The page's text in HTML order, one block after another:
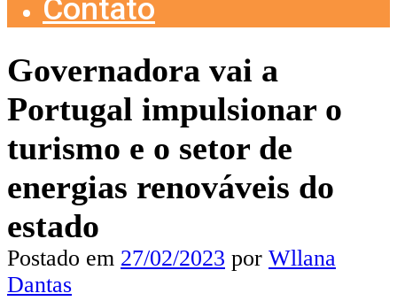
Contato
Governadora vai a
Portugal impulsionar o
turismo e o setor de
energias renováveis do
estado
Postado em 27/02/2023 por Wllana
Dantas